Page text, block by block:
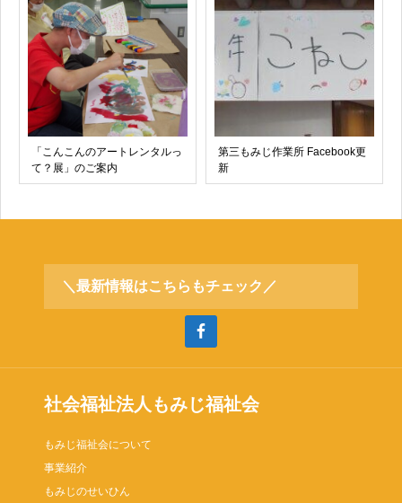
「こんこんのアートレンタルっ
て？展」のご案内
第三もみじ作業所 Facebook更
新
＼最新情報はこちらもチェック／
社会福祉法人もみじ福祉会
もみじ福祉会について
事業紹介
もみじのせいひん